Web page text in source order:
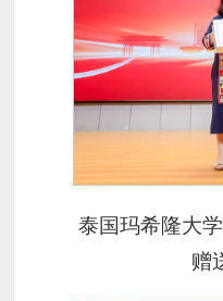
泰国玛希隆大
赠